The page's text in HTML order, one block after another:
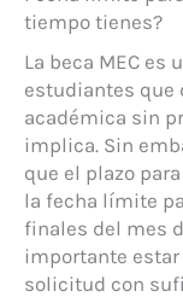
tiempo tienes?
La beca MEC es
estudiantes que
académica sin
implica. Sin
que el plazo
la fecha límite
finales del mes
importante estar
solicitud con